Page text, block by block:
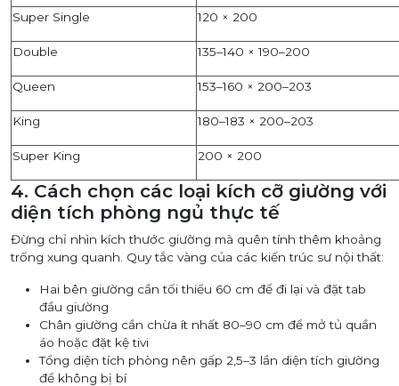
Super Single 120 × 200
Double 135–140 × 190–200
Queen 153–160 × 200–203
King 180–183 × 200–203
Super King 200 × 200
4. Cách chọn các loại kích cỡ giường với
diện tích phòng ngủ thực tế
Đừng chỉ nhìn kích thước giường mà quên tính thêm khoảng
trống xung quanh. Quy tắc vàng của các kiến trúc sư nội thất:
Hai bên giường cần tối thiểu 60 cm để đi lại và đặt tab
đầu giường
Chân giường cần chừa ít nhất 80–90 cm để mở tủ quần
áo hoặc đặt kệ tivi
Tổng diện tích phòng nên gấp 2,5–3 lần diện tích giường
để không bị bí